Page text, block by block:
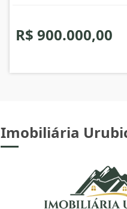
R$ 900.000,00
Imobiliária